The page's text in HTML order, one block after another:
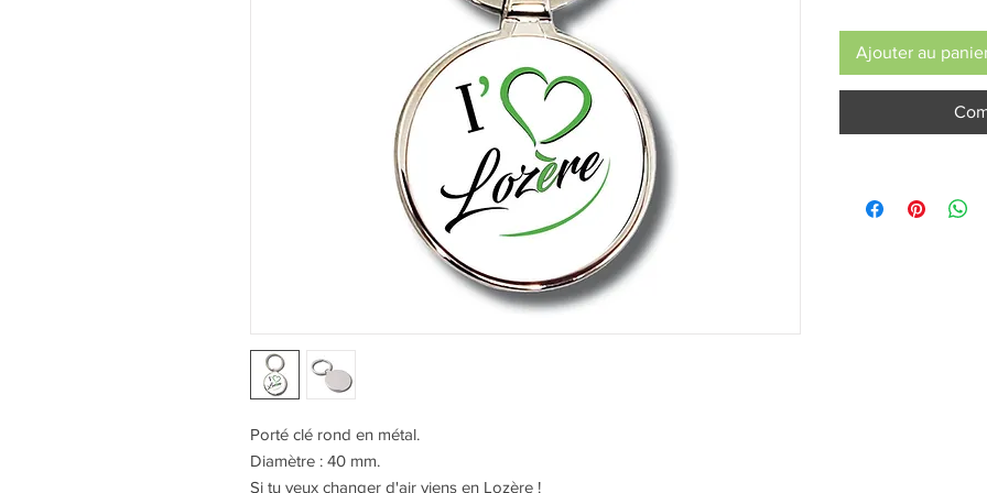
Porté clé rond en métal.
Diamètre : 40 mm.
Si tu veux changer d'air viens en Lozère !
Ajouter au